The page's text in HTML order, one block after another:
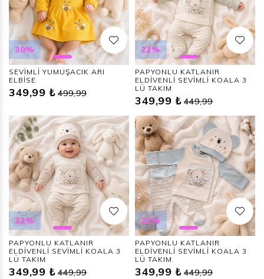
30%
SEVİMLİ YUMUŞACIK ARI
ELBİSE
349,99 ₺ 499,99
22%
PAPYONLU KATLANIR
ELDİVENLİ SEVİMLİ KOALA 3
LÜ TAKIM
349,99 ₺ 449,99
22%
PAPYONLU KATLANIR
ELDİVENLİ SEVİMLİ KOALA 3
LÜ TAKIM
349,99 ₺ 449,99
22%
PAPYONLU KATLANIR
ELDİVENLİ SEVİMLİ KOALA 3
LÜ TAKIM
349,99 ₺ 449,99